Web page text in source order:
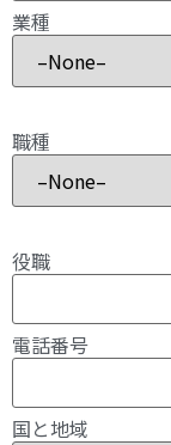
業種
職種
役職
電話番号
国と地域